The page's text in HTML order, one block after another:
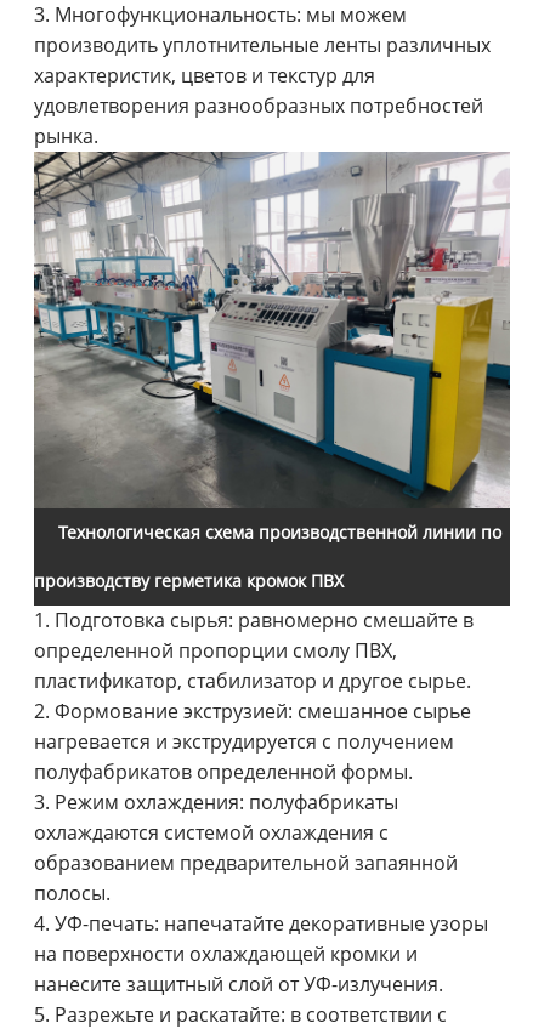
3. Многофункциональность: мы можем
производить уплотнительные ленты различных
характеристик, цветов и текстур для
удовлетворения разнообразных потребностей
рынка.
Технологическая схема производственной линии по
производству герметика кромок ПВХ
1. Подготовка сырья: равномерно смешайте в
определенной пропорции смолу ПВХ,
пластификатор, стабилизатор и другое сырье.
2. Формование экструзией: смешанное сырье
нагревается и экструдируется с получением
полуфабрикатов определенной формы.
3. Режим охлаждения: полуфабрикаты
охлаждаются системой охлаждения с
образованием предварительной запаянной
полосы.
4. УФ-печать: напечатайте декоративные узоры
на поверхности охлаждающей кромки и
нанесите защитный слой от УФ-излучения.
5. Разрежьте и раскатайте: в соответствии с